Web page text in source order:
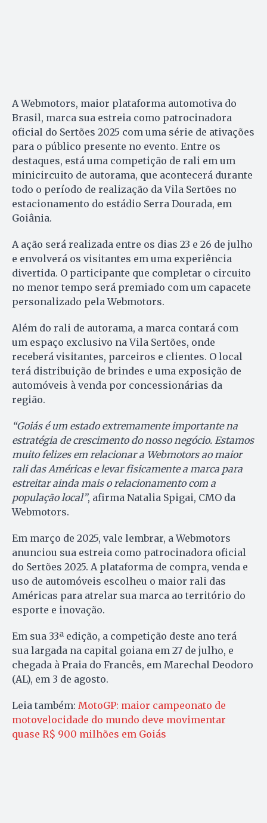
A Webmotors, maior plataforma automotiva do
Brasil, marca sua estreia como patrocinadora
oficial do Sertões 2025 com uma série de ativações
para o público presente no evento. Entre os
destaques, está uma competição de rali em um
minicircuito de autorama, que acontecerá durante
todo o período de realização da Vila Sertões no
estacionamento do estádio Serra Dourada, em
Goiânia.
A ação será realizada entre os dias 23 e 26 de julho
e envolverá os visitantes em uma experiência
divertida. O participante que completar o circuito
no menor tempo será premiado com um capacete
personalizado pela Webmotors.
Além do rali de autorama, a marca contará com
um espaço exclusivo na Vila Sertões, onde
receberá visitantes, parceiros e clientes. O local
terá distribuição de brindes e uma exposição de
automóveis à venda por concessionárias da
região.
“Goiás é um estado extremamente importante na
estratégia de crescimento do nosso negócio. Estamos
muito felizes em relacionar a Webmotors ao maior
rali das Américas e levar fisicamente a marca para
estreitar ainda mais o relacionamento com a
população local”, afirma Natalia Spigai, CMO da
Webmotors.
Em março de 2025, vale lembrar, a Webmotors
anunciou sua estreia como patrocinadora oficial
do Sertões 2025. A plataforma de compra, venda e
uso de automóveis escolheu o maior rali das
Américas para atrelar sua marca ao território do
esporte e inovação.
Em sua 33ª edição, a competição deste ano terá
sua largada na capital goiana em 27 de julho, e
chegada à Praia do Francês, em Marechal Deodoro
(AL), em 3 de agosto.
Leia também: MotoGP: maior campeonato de
motovelocidade do mundo deve movimentar
quase R$ 900 milhões em Goiás